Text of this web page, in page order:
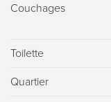
Couchages
Toilette
Quartier